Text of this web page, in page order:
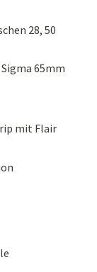
28, 50
65mm
mit Flair